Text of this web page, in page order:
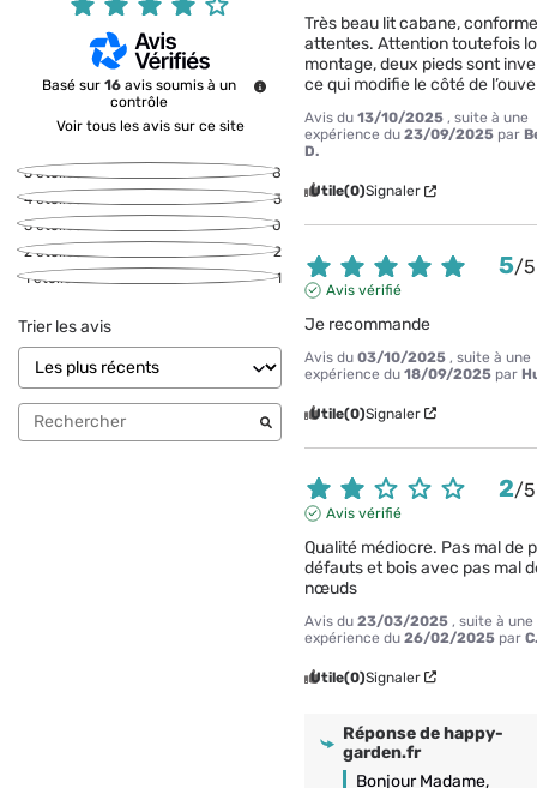
Basé sur 16 avis soumis à un
contrôle
Voir tous les avis sur ce site
5étoiles
8
4étoiles
5
3étoiles
0
2étoiles
2
1étoile 1
Trier les avis
Très beau lit cabane,
attentes. Attention toutefois
montage, deux pieds sont
ce qui modifie le côté de
Avis du13/10/2025 , suite à une
expérience du23/09/2025 par
D.
Utile(0)Signaler
5/5
Avis vérifié
Je recommande
Avis du03/10/2025 , suite à une
expérience du18/09/2025 par
Utile(0)Signaler
2/5
Avis vérifié
Qualité médiocre. Pas mal de
défauts et bois avec pas mal
nœuds
Avis du23/03/2025 , suite à une
expérience du26/02/2025 par
Utile(0)Signaler
Réponse dehappy-
garden.fr
Bonjour Madame,